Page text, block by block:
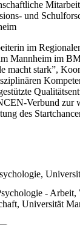
und
im
Mannheim im
macht stark”,
Verbund zur
des
- Arbeit,
Universität